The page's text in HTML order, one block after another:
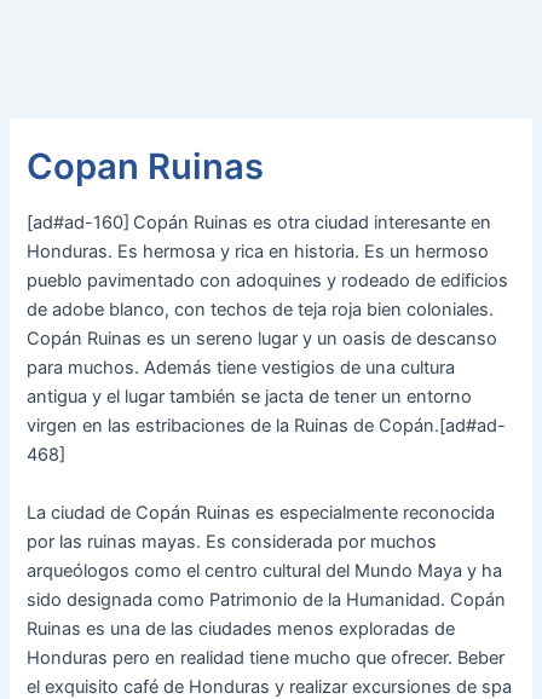
Copan Ruinas
[ad#ad-160] Copán Ruinas es otra ciudad interesante en
Honduras. Es hermosa y rica en historia. Es un hermoso
pueblo pavimentado con adoquines y rodeado de edificios
de adobe blanco, con techos de teja roja bien coloniales.
Copán Ruinas es un sereno lugar y un oasis de descanso
para muchos. Además tiene vestigios de una cultura
antigua y el lugar también se jacta de tener un entorno
virgen en las estribaciones de la Ruinas de Copán.[ad#ad-
468]
La ciudad de Copán Ruinas es especialmente reconocida
por las ruinas mayas. Es considerada por muchos
arqueólogos como el centro cultural del Mundo Maya y ha
sido designada como Patrimonio de la Humanidad. Copán
Ruinas es una de las ciudades menos exploradas de
Honduras pero en realidad tiene mucho que ofrecer. Beber
el exquisito café de Honduras y realizar excursiones de spa